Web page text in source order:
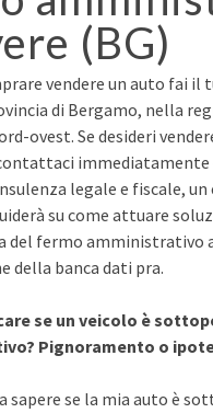
(BG)
vendere un auto fai il
di Bergamo, nella
ovest. Se desideri
immediatamente
legale e fiscale,
su come attuare
del fermo amministrativo
della banca dati pra.
se un veicolo è
Pignoramento o
sapere se la mia auto è